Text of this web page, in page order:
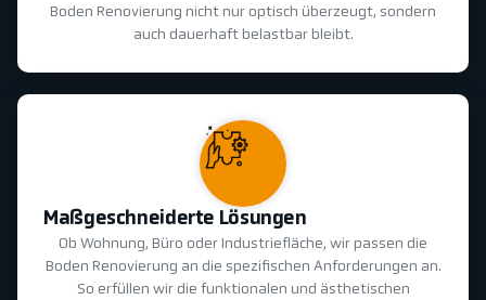
Boden Renovierung nicht nur optisch überzeugt, sondern
auch dauerhaft belastbar bleibt.
Maßgeschneiderte Lösungen
Ob Wohnung, Büro oder Industriefläche, wir passen die
Boden Renovierung an die spezifischen Anforderungen an.
So erfüllen wir die funktionalen und ästhetischen